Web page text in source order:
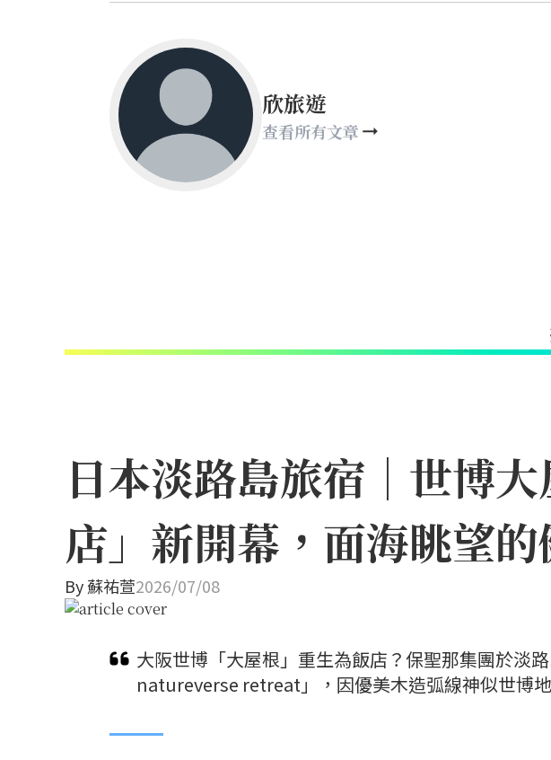
欣旅遊
查看所有文章
日本淡路島旅宿｜世博
店」新開幕，面海眺望
By蘇祐萱2026/07/08
大阪世博「大屋根」重生為飯店？保聖那集團於淡
natureverse retreat」，因優美木造弧線神似世博